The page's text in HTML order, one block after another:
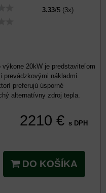
3.33/5 (3x)
20kW je predstaviteľom
prevádzkovými nákladmi.
preferujú úsporné
alternatívny zdroj tepla.
2210 € s DPH
DO KOŠÍKA